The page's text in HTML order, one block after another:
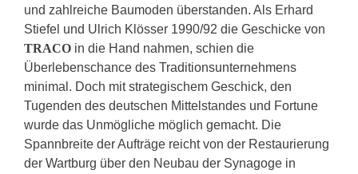
und zahlreiche Baumoden überstanden. Als Erhard
Stiefel und Ulrich Klösser 1990/92 die Geschicke von
TRACO in die Hand nahmen, schien die
Überlebenschance des Traditionsunternehmens
minimal. Doch mit strategischem Geschick, den
Tugenden des deutschen Mittelstandes und Fortune
wurde das Unmögliche möglich gemacht. Die
Spannbreite der Aufträge reicht von der Restaurierung
der Wartburg über den Neubau der Synagoge in